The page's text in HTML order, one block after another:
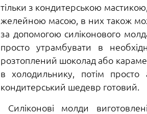
тільки з кондитерською
желейною масою, в них також
за допомогою силіконового
просто утрамбувати в
розтоплений шоколад або
в холодильнику, потім просто
кондитерський шедевр готовий.
Силіконові молди